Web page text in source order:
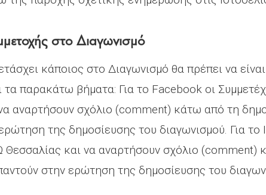
στο Διαγωνισμό
κάποιος στο Διαγωνισμό θα πρέπει να
τα παρακάτω βήματα: Για το Facebook οι
αναρτήσουν σχόλιο (comment) κάτω από τη
της δημοσίευσης του διαγωνισμού. Για
Θεσσαλίας και να αναρτήσουν σχόλιο
στην ερώτηση της δημοσίευσης του